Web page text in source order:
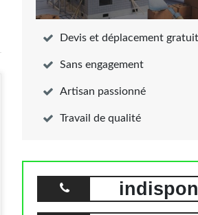
Devis et déplacement
Sans engagement
Artisan passionné
Travail de qualité